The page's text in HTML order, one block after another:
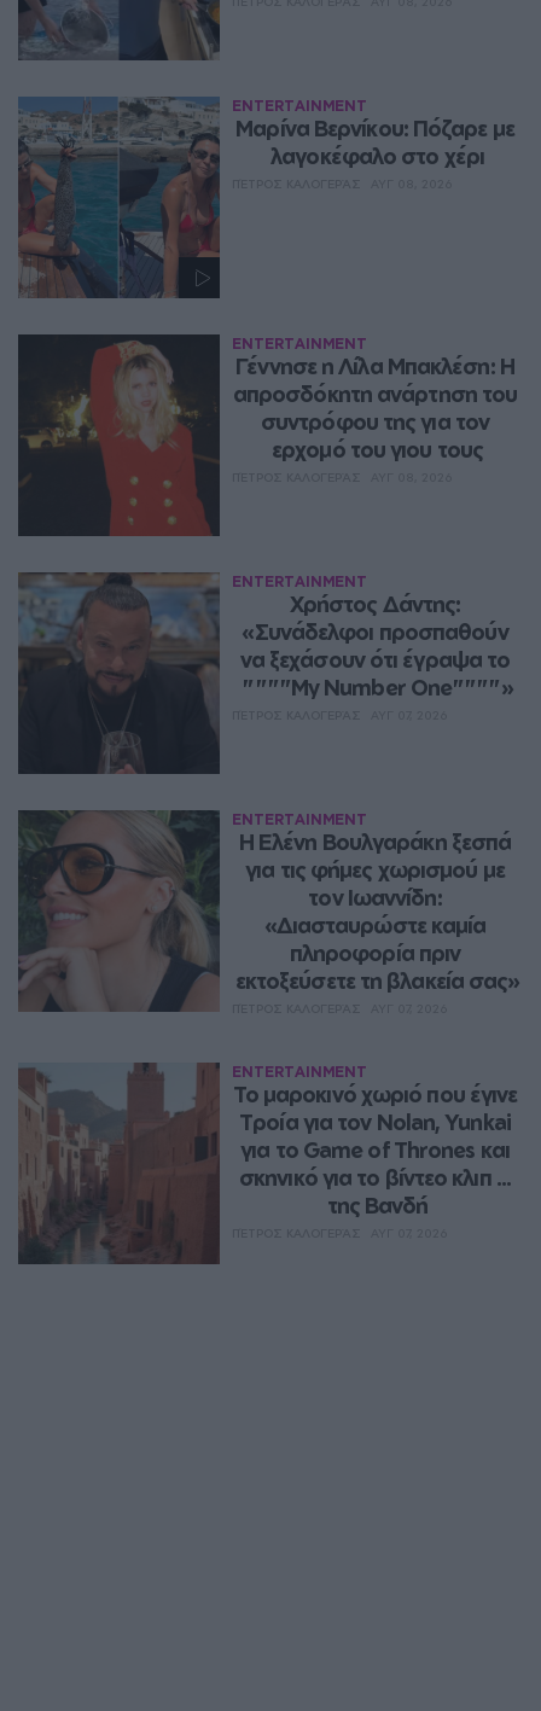
ENTERTAINMENT
Μαρίνα Βερνίκου: Πόζαρε με
λαγοκέφαλο στο χέρι
ENTERTAINMENT
Γέννησε η Λίλα Μπακλέση: Η
απροσδόκητη ανάρτηση του
συντρόφου της για τον
ερχομό του γιου τους
ENTERTAINMENT
Χρήστος Δάντης:
«Συνάδελφοι προσπαθούν
να ξεχάσουν ότι έγραψα το
""""My Number One""""»
ENTERTAINMENT
Η Ελένη Βουλγαράκη ξεσπά
για τις φήμες χωρισμού με
τον Ιωαννίδη:
«Διασταυρώστε καμία
πληροφορία πριν
εκτοξεύσετε τη βλακεία σας»
ENTERTAINMENT
Το μαροκινό χωριό που έγινε
Τροία για τον Nolan, Yunkai
για το Game of Thrones και
σκηνικό για το βίντεο κλιπ ...
της Βανδή